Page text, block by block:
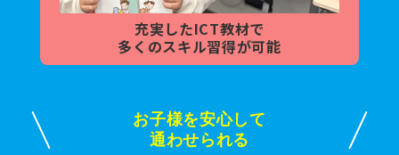
充実したICT教材で
多くのスキル習得が可能
お子様を安心して
通わせられる